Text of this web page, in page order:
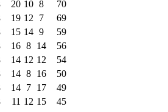
20 10 8
70
19 12 7
69
15 14 9
59
16 8 14
56
14 12 12
54
14 8 16
50
14 7 17
49
11 12 15
45